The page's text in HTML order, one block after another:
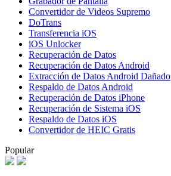
Convertidor de Videos Supremo
DoTrans
Transferencia iOS
iOS Unlocker
Recuperación de Datos
Recuperación de Datos Android
Extracción de Datos Android Dañado
Respaldo de Datos Android
Recuperación de Datos iPhone
Recuperación de Sistema iOS
Respaldo de Datos iOS
Convertidor de HEIC Gratis
Popular